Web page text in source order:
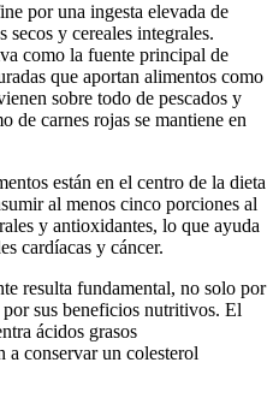
por una ingesta elevada de
secos y cereales integrales.
como la fuente principal de
que aportan alimentos como
sobre todo de pescados y
de carnes rojas se mantiene en
están en el centro de la dieta
al menos cinco porciones al
y antioxidantes, lo que ayuda
cardíacas y cáncer.
resulta fundamental, no solo por
sus beneficios nutritivos. El
ácidos grasos
a conservar un colesterol